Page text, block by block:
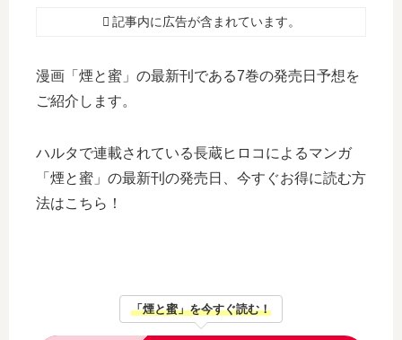
記事内に広告が含まれています。
漫画「煙と蜜」の最新刊である7巻の発売日予想を
ご紹介します。
ハルタで連載されている長蔵ヒロコによるマンガ
「煙と蜜」の最新刊の発売日、今すぐお得に読む方
法はこちら！
「煙と蜜」を今すぐ読む！